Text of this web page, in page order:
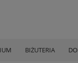
BIŻUTERIA